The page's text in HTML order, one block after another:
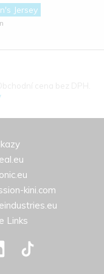
Jersey
kini.com
Links